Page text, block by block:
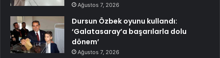
Ağustos 7, 2026
Dursun Özbek oyunu kullandı:
‘Galatasaray’a başarılarla dolu
dönem’
Ağustos 7, 2026